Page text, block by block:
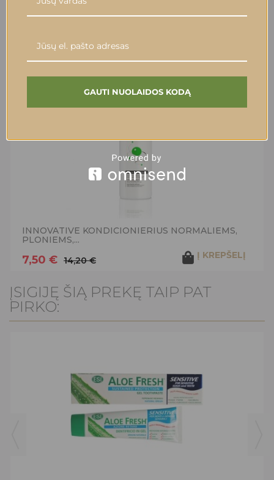
JUMS GALĖTŲ PATIKTI:
INNOVATIVE KONDICIONIERIUS NORMALIEMS,
PLONIEMS,...
7,50 € 14,20 € Į KREPŠELĮ
ĮSIGIJĘ ŠIĄ PREKĘ TAIP PAT
PIRKO:
GAUTI NUOLAIDOS KODĄ